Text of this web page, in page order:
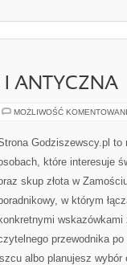
I ANTYCZNA
MOŻLIWOŚĆ
Godziszewscy.pl
które interesuje
skup złota w
w którym
konkretnymi
przewodnika
albo planujesz